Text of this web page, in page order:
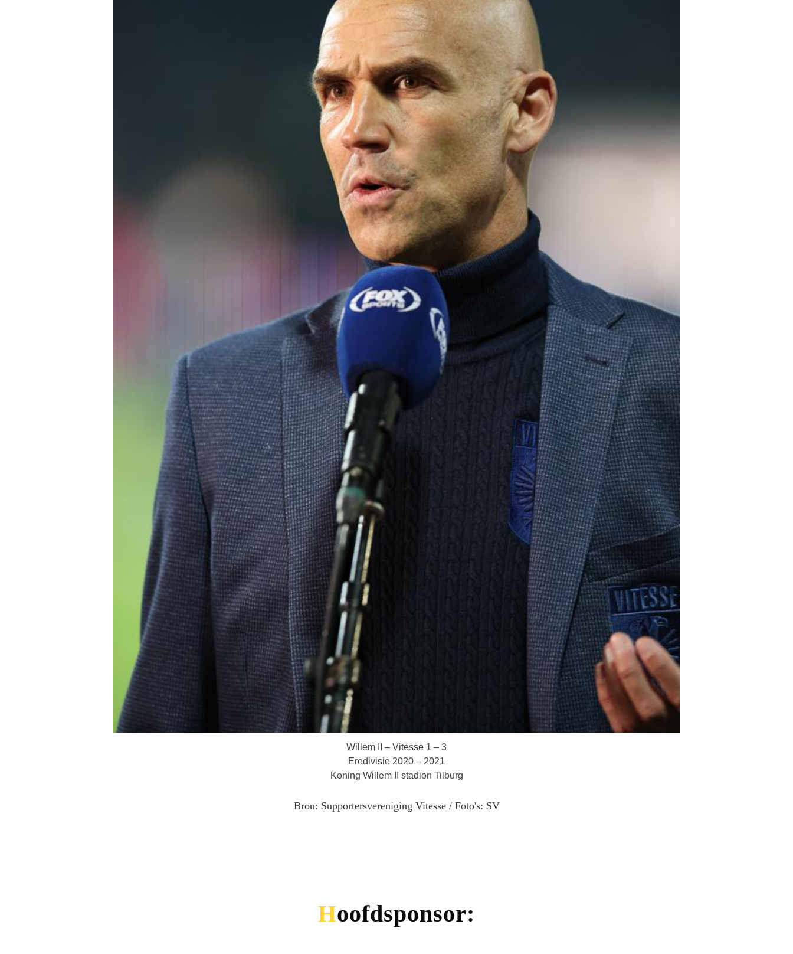
Willem II – Vitesse 1 – 3
Eredivisie 2020 – 2021
Koning Willem II stadion Tilburg
Bron: Supportersvereniging Vitesse / Foto's: SV
Hoofdsponsor: